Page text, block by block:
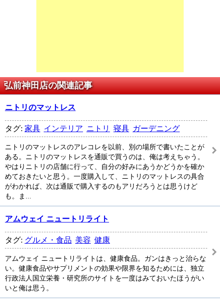
弘前神田店の関連記事
ニトリのマットレス
タグ: 家具 インテリア ニトリ 寝具 ガーデニング
ニトリのマットレスのアレコレを以前、別の場所で書いたことが
ある。ニトリのマットレスを通販で買うのは、俺は考えちゃう。
やはりニトリの店舗に行って、自分の好みにあうかどうかを確か
めておきたいと思う。一度購入して、ニトリのマットレスの具合
がわかれば、次は通販で購入するのもアリだろうとは思うけど
も。ま...
アムウェイ ニュートリライト
タグ: グルメ・食品 美容 健康
アムウェイ ニュートリライトは、健康食品。ガンはきっと治らな
い。健康食品やサプリメントの効果や限界を知るためには、独立
行政法人国立栄養・研究所のサイトを一度はみておいたほうがい
いと俺は思う。